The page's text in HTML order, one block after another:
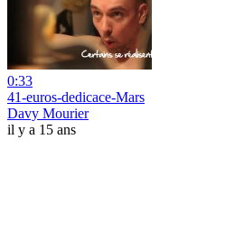
0:33
41-euros-dedicace-Mars
Davy Mourier
il y a 15 ans